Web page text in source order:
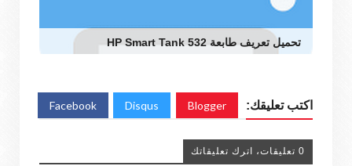
تحميل تعريف طابعة HP Smart Tank 532
اكتب تعليقك: Blogger
Disqus
Facebook
0 تعليقات، اترك تعليقاتك